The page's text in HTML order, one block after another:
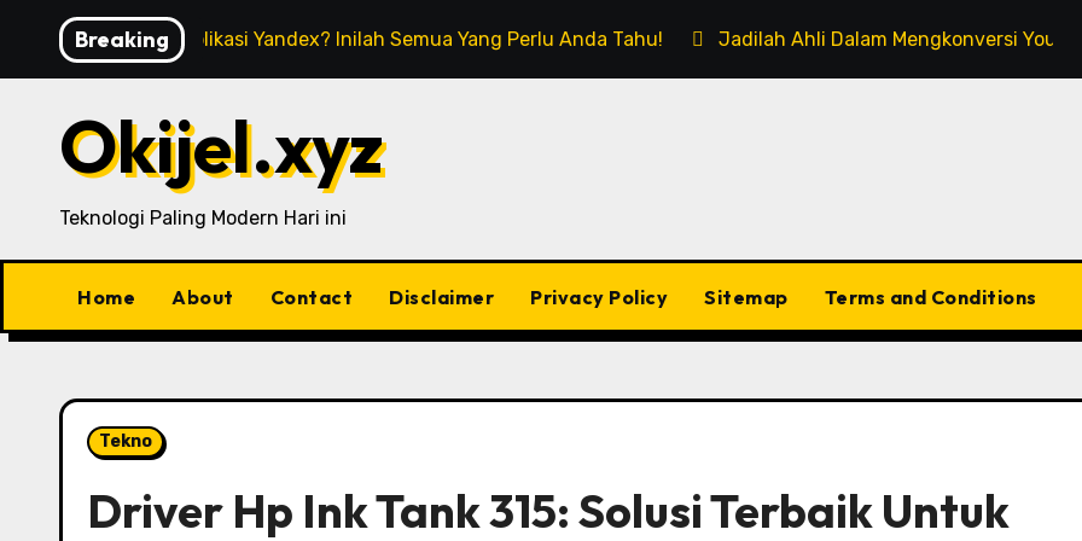
content
Breaking
Apa Itu Aplikasi Yandex? Inilah Semua Yang Perlu Anda Tahu! Jadilah Ahli Dalam Mengkonversi
Okijel.xyz
Teknologi Paling Modern Hari ini
Home About Contact Disclaimer Privacy Policy Sitemap Terms and Conditions
Tekno
Driver Hp Ink Tank 315: Solusi Terbaik Untuk